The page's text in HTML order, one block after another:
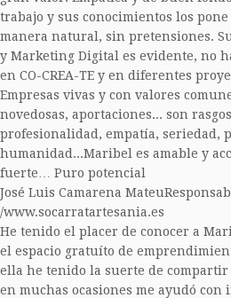
trabajo y sus conocimientos los
manera natural, sin pretensiones.
y Marketing Digital es evidente, no
en CO-CREA-TE y en diferentes
Empresas vivas y con valores
novedosas, aportaciones... son
profesionalidad, empatía, seriedad,
humanidad...Maribel es amable y
fuerte… Puro potencial
José Luis Camarena Mateu
/www.socarratartesania.es
He tenido el placer de conocer a
el espacio gratuíto de
ella he tenido la suerte de compartir
en muchas ocasiones me ayudó con